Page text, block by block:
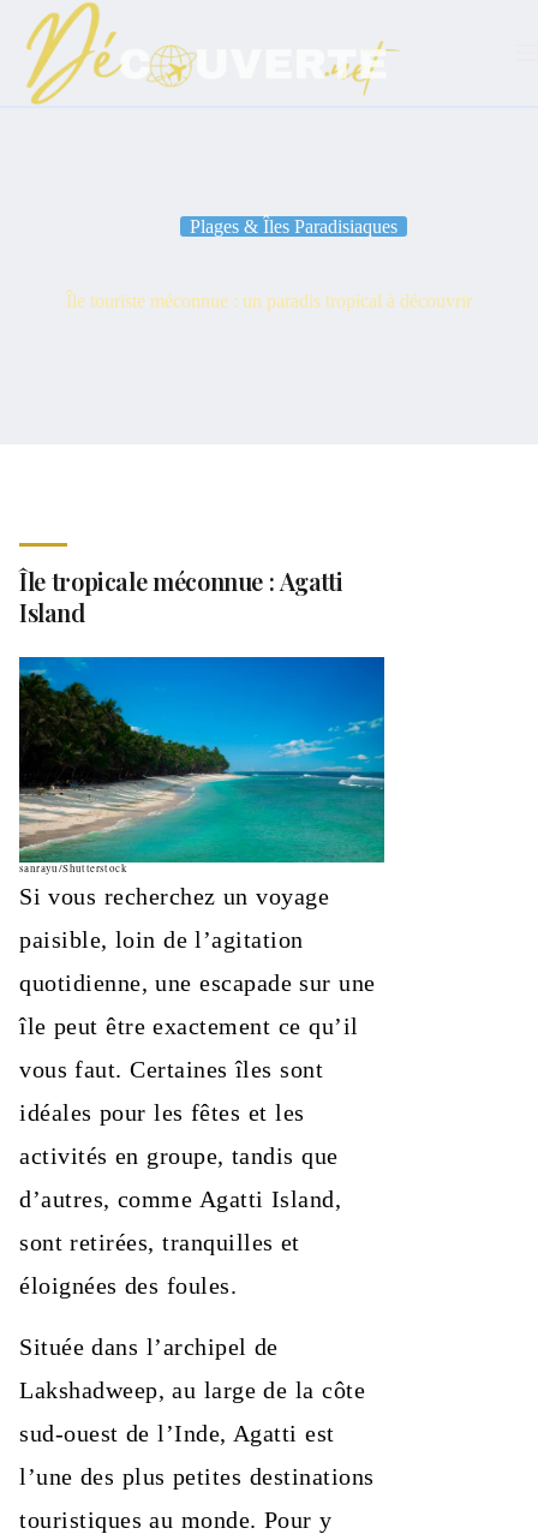
contenu
Plages & Îles Paradisiaques
Île touriste méconnue : un paradis tropical à découvrir
Île tropicale méconnue : Agatti
Island
sanrayu/Shutterstock
Si vous recherchez un voyage
paisible, loin de l’agitation
quotidienne, une escapade sur une
île peut être exactement ce qu’il
vous faut. Certaines îles sont
idéales pour les fêtes et les
activités en groupe, tandis que
d’autres, comme Agatti Island,
sont retirées, tranquilles et
éloignées des foules.
Située dans l’archipel de
Lakshadweep, au large de la côte
sud-ouest de l’Inde, Agatti est
l’une des plus petites destinations
touristiques au monde. Pour y